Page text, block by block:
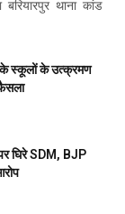
थाना कांड
के स्कूलों के उत्क्रमण
फैसला
घिरे SDM, BJP